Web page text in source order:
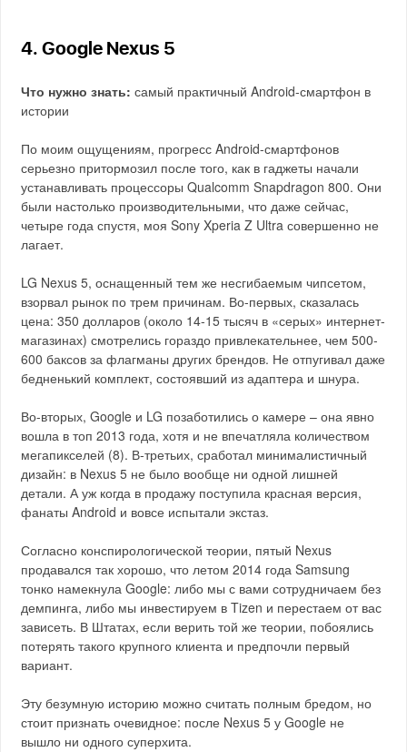
4. Google Nexus 5
Что нужно знать: самый практичный Android-смартфон в
истории
По моим ощущениям, прогресс Android-смартфонов
серьезно притормозил после того, как в гаджеты начали
устанавливать процессоры Qualcomm Snapdragon 800. Они
были настолько производительными, что даже сейчас,
четыре года спустя, моя Sony Xperia Z Ultra совершенно не
лагает.
LG Nexus 5, оснащенный тем же несгибаемым чипсетом,
взорвал рынок по трем причинам. Во-первых, сказалась
цена: 350 долларов (около 14-15 тысяч в «серых» интернет-
магазинах) смотрелись гораздо привлекательнее, чем 500-
600 баксов за флагманы других брендов. Не отпугивал даже
бедненький комплект, состоявший из адаптера и шнура.
Во-вторых, Google и LG позаботились о камере – она явно
вошла в топ 2013 года, хотя и не впечатляла количеством
мегапикселей (8). В-третьих, сработал минималистичный
дизайн: в Nexus 5 не было вообще ни одной лишней
детали. А уж когда в продажу поступила красная версия,
фанаты Android и вовсе испытали экстаз.
Согласно конспирологической теории, пятый Nexus
продавался так хорошо, что летом 2014 года Samsung
тонко намекнула Google: либо мы с вами сотрудничаем без
демпинга, либо мы инвестируем в Tizen и перестаем от вас
зависеть. В Штатах, если верить той же теории, побоялись
потерять такого крупного клиента и предпочли первый
вариант.
Эту безумную историю можно считать полным бредом, но
стоит признать очевидное: после Nexus 5 у Google не
вышло ни одного суперхита.